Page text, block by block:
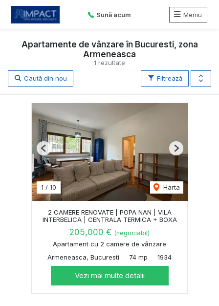
Sună acum Meniu
1 rezultate
Apartamente de vânzare în Bucuresti, zona
Armeneasca
Filtrează
Caută din nou
1 / 10 Harta
Previous Next
2 CAMERE RENOVATE | POPA NAN | VILA
INTERBELICA | CENTRALA TERMICA + BOXA
205,000 € (negociabil)
Apartament cu 2 camere de vânzare
Armeneasca, Bucuresti
74 mp 1934
Vezi mai multe detalii